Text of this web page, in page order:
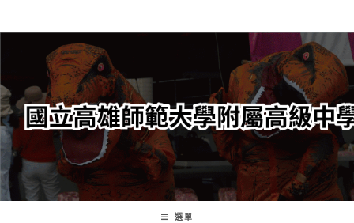
轉
要
內
容
選單